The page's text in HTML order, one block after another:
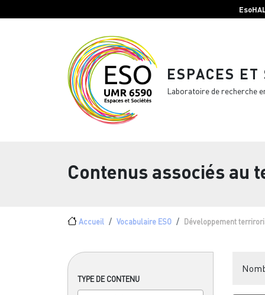
ESPACES ET
Laboratoire de recherche
Contenus associés au
Fil d'Ariane
Accueil Vocabulaire ESO Développement
TYPE DE CONTENU